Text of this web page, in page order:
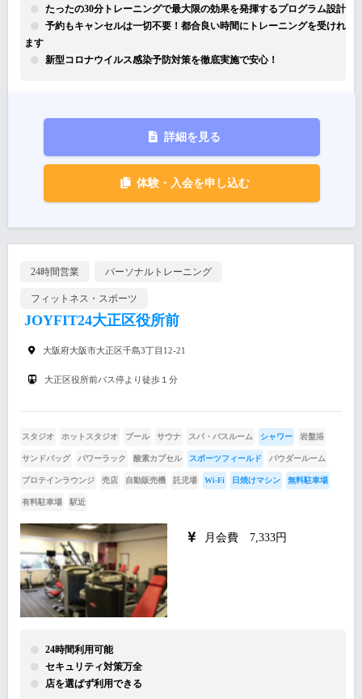
たったの30分トレーニングで最大限の効果を発揮するプログラム設計
予約もキャンセルは一切不要！都合良い時間にトレーニングを受けれ
ます
新型コロナウイルス感染予防対策を徹底実施で安心！
詳細を見る
体験・入会を申し込む
24時間営業 パーソナルトレーニング
フィットネス・スポーツ
JOYFIT24大正区役所前
大阪府大阪市大正区千島3丁目12-21
大正区役所前バス停より徒歩１分
スタジオ ホットスタジオ プール サウナ スパ・バスルーム シャワー 岩盤浴
サンドバッグ パワーラック 酸素カプセル スポーツフィールド パウダールーム
プロテインラウンジ 売店 自動販売機 託児場 Wi-Fi 日焼けマシン 無料駐車場
有料駐車場 駅近
月会費 7,333円
24時間利用可能
セキュリティ対策万全
店を選ばず利用できる